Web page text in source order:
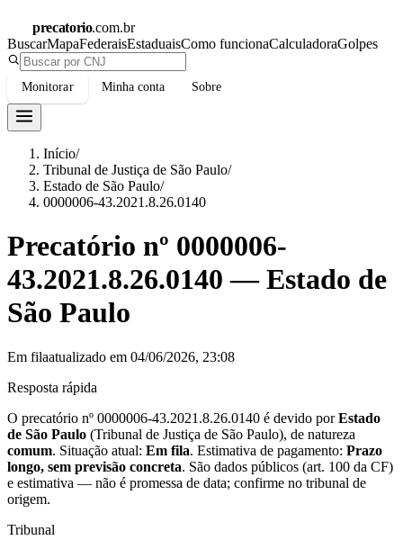
precatorio.com.br
BuscarMapaFederaisEstaduaisComo funcionaCalculadoraGolpes
Monitorar Minha conta Sobre
Início/
Tribunal de Justiça de São Paulo/
Estado de São Paulo/
0000006-43.2021.8.26.0140
Precatório nº 0000006-
43.2021.8.26.0140 —Estado de
São Paulo
Em filaatualizado em 04/06/2026, 23:08
Resposta rápida
O precatório nº 0000006-43.2021.8.26.0140 é devido porEstado
de São Paulo (Tribunal de Justiça de São Paulo), de natureza
comum. Situação atual: Em fila. Estimativa de pagamento: Prazo
longo, sem previsão concreta. São dados públicos (art. 100 da CF)
e estimativa — não é promessa de data; confirme no tribunal de
origem.
Tribunal